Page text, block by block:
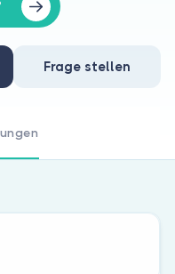
Frage stellen